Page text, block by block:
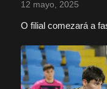
12 mayo, 2025
O filial comezará a